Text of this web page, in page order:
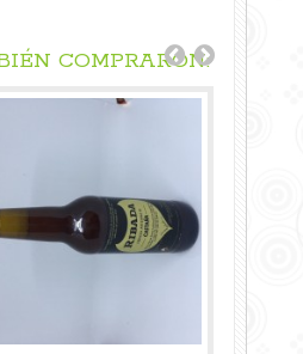
COMPRARON: